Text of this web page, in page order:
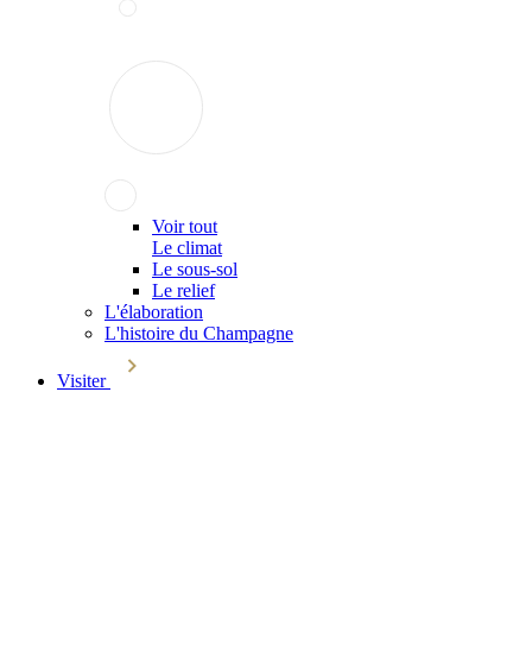
Voir tout
Le climat
Le sous-sol
Le relief
L'élaboration
L'histoire du Champagne
Visiter